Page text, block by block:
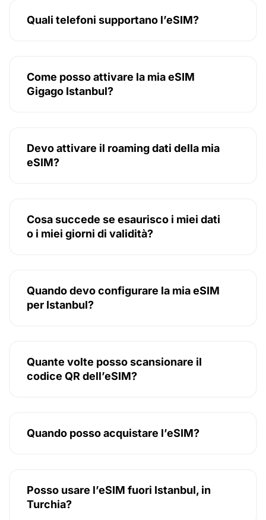
Quali telefoni supportano l’eSIM?
Come posso attivare la mia eSIM
Gigago Istanbul?
Devo attivare il roaming dati della mia
eSIM?
Cosa succede se esaurisco i miei dati
o i miei giorni di validità?
Quando devo configurare la mia eSIM
per Istanbul?
Quante volte posso scansionare il
codice QR dell’eSIM?
Quando posso acquistare l’eSIM?
Posso usare l’eSIM fuori Istanbul, in
Turchia?